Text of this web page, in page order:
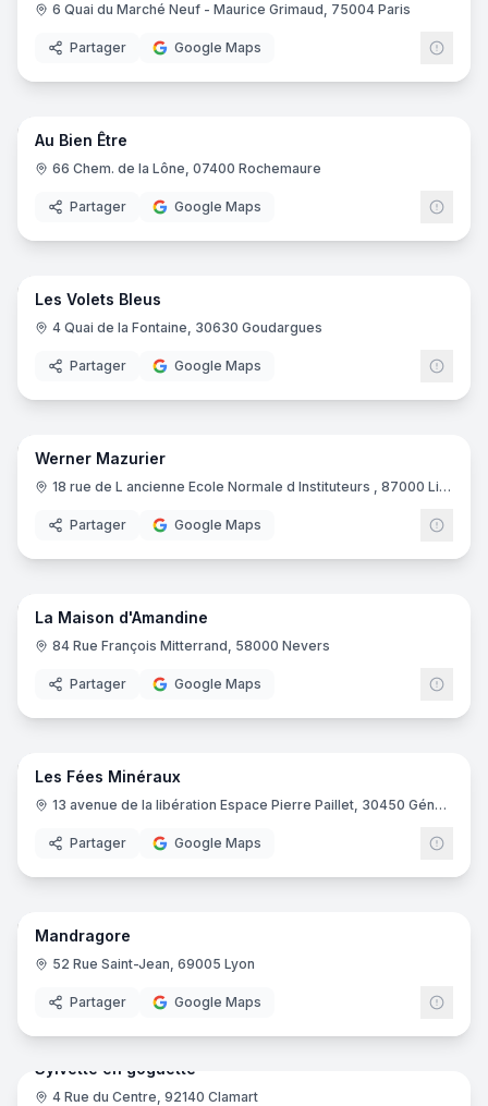
6 Quai du Marché Neuf - Maurice Grimaud, 75004 Paris
Partager Google Maps
13
Au Bien Être
66 Chem. de la Lône, 07400 Rochemaure
Partager Google Maps
17
Les Volets Bleus
4 Quai de la Fontaine, 30630 Goudargues
Partager Google Maps
7
Werner Mazurier
18 rue de L ancienne Ecole Normale d Instituteurs , 87000 Limoges
Partager Google Maps
9
La Maison d'Amandine
84 Rue François Mitterrand, 58000 Nevers
Partager Google Maps
5
Les Fées Minéraux
13 avenue de la libération Espace Pierre Paillet, 30450 Génolhac
Partager Google Maps
8
Mandragore
52 Rue Saint-Jean, 69005 Lyon
Partager Google Maps
Sylvette en goguette
4 Rue du Centre, 92140 Clamart